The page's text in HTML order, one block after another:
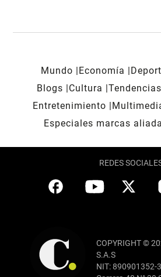
Mundo Economía
Blogs
Cultura Tendencias
Entretenimiento
Especiales marcas
REDES
COPYRIGHT ©
S.A.S
NIT: 890901352-3